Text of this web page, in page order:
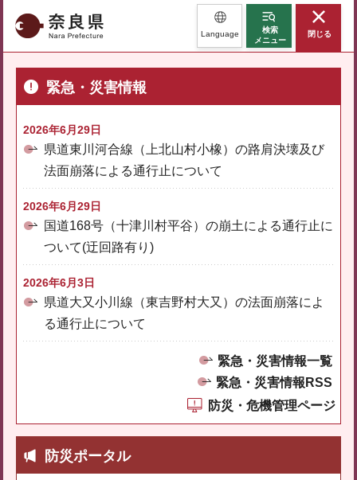
奈良県 Language
検索
メニュー
閉じる
緊急・災害情報
2026年6月29日
県道東川河合線（上北山村小橡）の路肩決壊及び
法面崩落による通行止について
2026年6月29日
国道168号（十津川村平谷）の崩土による通行止に
ついて(迂回路有り)
2026年6月3日
県道大又小川線（東吉野村大又）の法面崩落によ
る通行止について
緊急・災害情報一覧
緊急・災害情報RSS
防災・危機管理ページ
防災ポータル